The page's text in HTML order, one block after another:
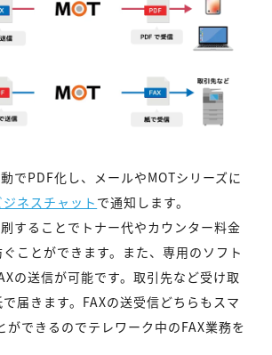
でPDF化し、メールやMOTシリーズに
ジネスチャット で通知します。
することでトナー代やカウンター料金
ことができます。また、専用のソフト
の送信が可能です。取引先など受け取
届きます。FAXの送受信どちらもスマ
ができるのでテレワーク中のFAX業務を